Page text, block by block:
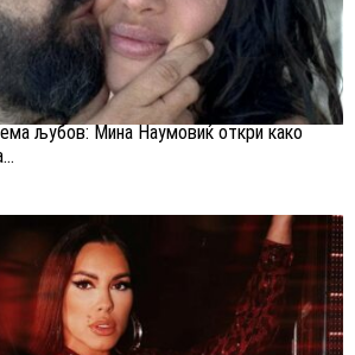
љубов: Мина Наумовиќ откри како